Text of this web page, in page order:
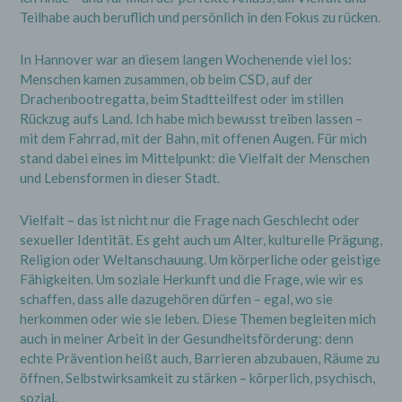
Teilhabe auch beruflich und persönlich in den Fokus zu rücken.
In Hannover war an diesem langen Wochenende viel los:
Menschen kamen zusammen, ob beim CSD, auf der
Drachenbootregatta, beim Stadtteilfest oder im stillen
Rückzug aufs Land. Ich habe mich bewusst treiben lassen –
mit dem Fahrrad, mit der Bahn, mit offenen Augen. Für mich
stand dabei eines im Mittelpunkt: die Vielfalt der Menschen
und Lebensformen in dieser Stadt.
Vielfalt – das ist nicht nur die Frage nach Geschlecht oder
sexueller Identität. Es geht auch um Alter, kulturelle Prägung,
Religion oder Weltanschauung. Um körperliche oder geistige
Fähigkeiten. Um soziale Herkunft und die Frage, wie wir es
schaffen, dass alle dazugehören dürfen – egal, wo sie
herkommen oder wie sie leben. Diese Themen begleiten mich
auch in meiner Arbeit in der Gesundheitsförderung: denn
echte Prävention heißt auch, Barrieren abzubauen, Räume zu
öffnen, Selbstwirksamkeit zu stärken – körperlich, psychisch,
sozial.
entsprechenden Einstellung des genutzten
bereits gesetzte Cookies jederzeit über einen
Internetbrowser oder andere Softwareprogramme
gelöscht werden. Dies ist in allen gängigen
Internetbrowsern möglich. Deaktiviert die betroffene
Person die Setzung von Cookies in dem genutzten
Internetbrowser, sind unter Umständen nicht alle
Funktionen unserer Internetseite vollumfänglich
nutzbar.
Die Internetseite erfasst mit jedem Aufruf der
Internetseite durch eine betroffene Person oder ein
automatisiertes System eine Reihe von allgemeinen
Daten und Informationen. Diese allgemeinen Daten und
Informationen werden in den Logfiles des Servers
gespeichert. Erfasst werden können die (1)
verwendeten Browsertypen und Versionen, (2) das
vom zugreifenden System verwendete
Betriebssystem, (3) die Internetseite, von welcher ein
zugreifendes System auf unsere Internetseite gelangt